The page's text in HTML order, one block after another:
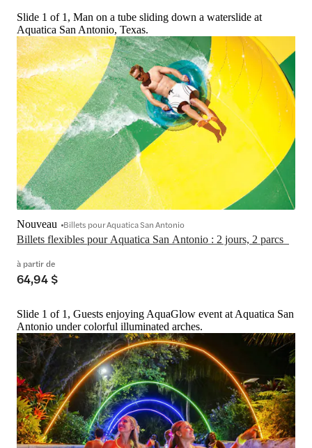
Slide 1 of 1, Man on a tube sliding down a waterslide at
Aquatica San Antonio, Texas.
Nouveau Billets pour Aquatica San Antonio
à partir de
64,94 $
Slide 1 of 1, Guests enjoying AquaGlow event at Aquatica San
Antonio under colorful illuminated arches.